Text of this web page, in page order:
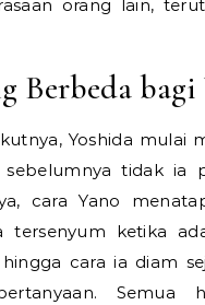
orang lain,
Berbeda bagi
Yoshida mulai
tidak ia
cara Yano
tersenyum ketika
cara ia diam
Semua